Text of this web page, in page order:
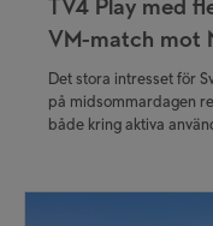
TV4 Play med
VM-match mot
Det stora intresset för
på midsommardagen
både kring aktiva
och fotbolls-VM har